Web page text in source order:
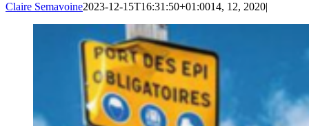
Claire Semavoine2023-12-15T16:31:50+01:0014, 12, 2020|